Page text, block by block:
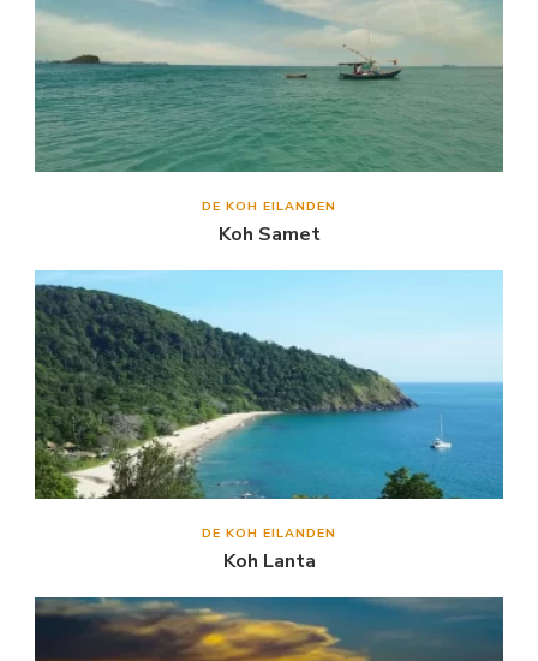
DE KOH EILANDEN
Koh Samet
DE KOH EILANDEN
Koh Lanta